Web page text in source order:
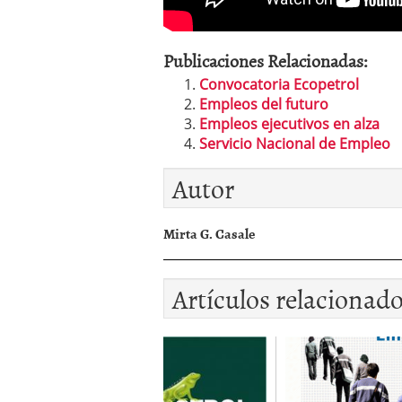
Publicaciones Relacionadas:
Convocatoria Ecopetrol
Empleos del futuro
Empleos ejecutivos en alza
Servicio Nacional de Empleo
Autor
Mirta G. Casale
Artículos